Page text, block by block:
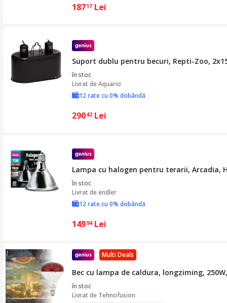
18717 Lei
Suport dublu pentru becuri, Repti-Zoo,
în stoc
Livrat deAquario
12 rate cu 0% dobândă
29042 Lei
Lampa cu halogen pentru terarii, Arcadia,
în stoc
Livrat deendler
12 rate cu 0% dobândă
14994 Lei
Multi Deals
Bec cu lampa de caldura, longziming,
în stoc
Livrat de Tehnofusion